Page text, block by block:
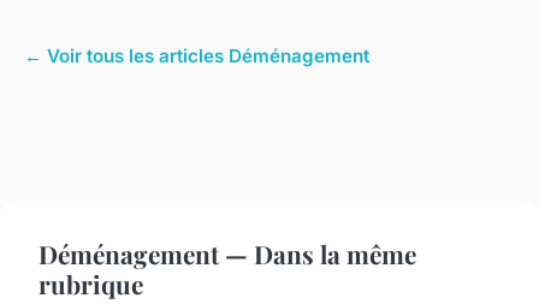
← Voir tous les articles Déménagement
Déménagement — Dans la même
rubrique